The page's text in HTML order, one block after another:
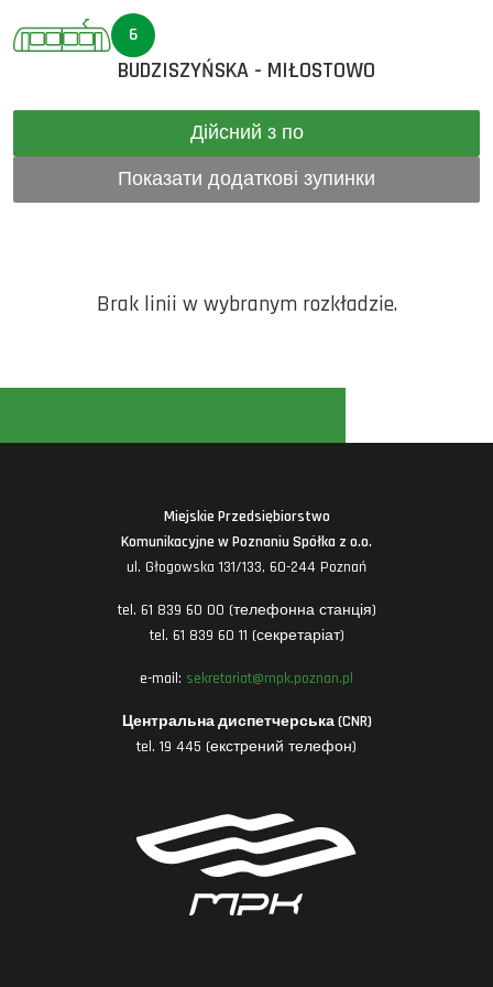
6
BUDZISZYŃSKA - MIŁOSTOWO
Дійсний з по
Показати додаткові зупинки
Brak linii w wybranym rozkładzie.
Miejskie Przedsiębiorstwo
Komunikacyjne w Poznaniu Spółka z o.o.
ul. Głogowska 131/133, 60-244 Poznań
tel. 61 839 60 00 (телефонна станція)
tel. 61 839 60 11 (секретаріат)
e-mail: sekretariat@mpk.poznan.pl
Центральна диспетчерська (CNR)
tel. 19 445 (екстрений телефон)